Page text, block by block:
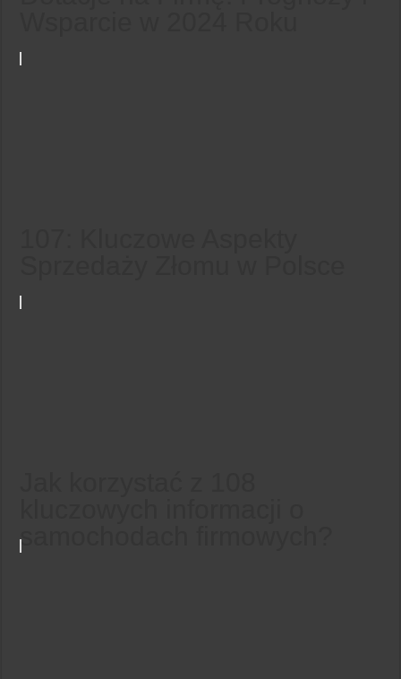
samochodach firmowych?